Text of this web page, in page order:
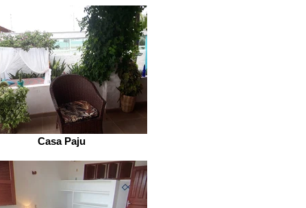
Casa Paju